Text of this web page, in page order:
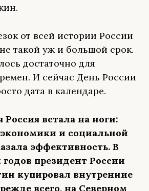
от всей истории России
такой уж и большой срок.
достаточно для
И сейчас День России
дата в календаре.
встала на ноги:
и социальной
эффективность. В
президент России
купировал внутренние
всего, на Северном